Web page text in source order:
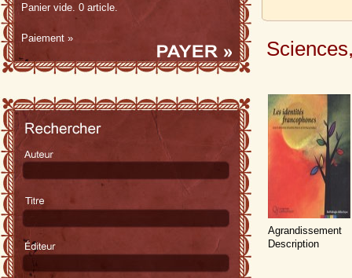
Panier vide. 0 article.
Paiement »
Agrandissement
Description